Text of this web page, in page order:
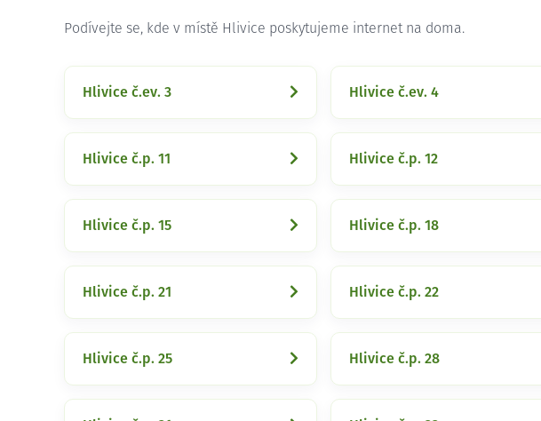
Podívejte se, kde v místě Hlivice poskytujeme internet na doma.
Hlivice č.ev. 3 Hlivice č.ev. 4
Hlivice č.p. 11 Hlivice č.p. 12
Hlivice č.p. 15 Hlivice č.p. 18
Hlivice č.p. 21 Hlivice č.p. 22
Hlivice č.p. 25 Hlivice č.p. 28